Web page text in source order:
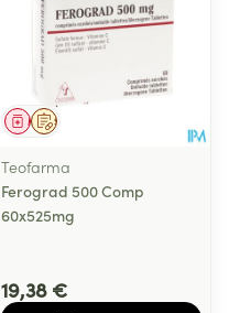
Sur prescription
Médicament
Teofarma
Ferograd 500 Comp
60x525mg
19,38 €